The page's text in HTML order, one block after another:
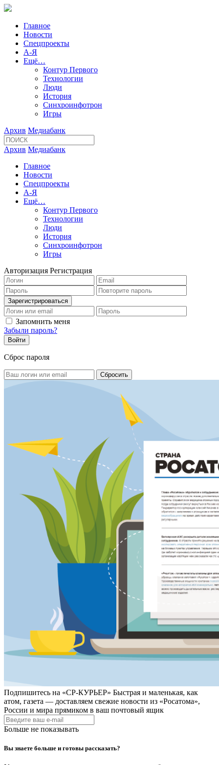
Главное
Новости
Спецпроекты
А-Я
Ещё…
Контур Первого
Технологии
Люди
История
Синхроинфотрон
Игры
Архив Медиабанк
Архив Медиабанк
Главное
Новости
Спецпроекты
А-Я
Ещё…
Контур Первого
Технологии
Люди
История
Синхроинфотрон
Игры
Авторизация Регистрация
Запомнить меня
Забыли пароль?
Сброс пароля
Подпишитесь на «СР-КУРЬЕР» Быстрая и маленькая, как
атом, газета — доставляем свежие новости из «Росатома»,
России и мира прямиком в ваш почтовый ящик
Больше не показывать
Вы знаете больше и готовы рассказать?